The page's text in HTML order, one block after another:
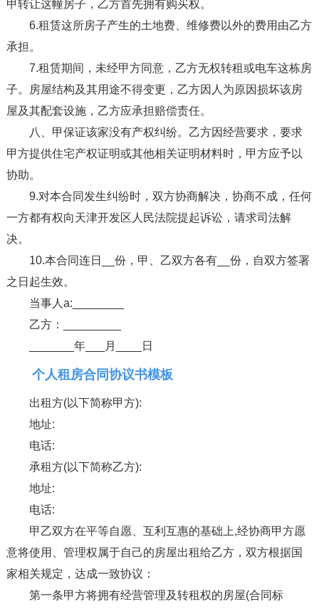
甲转让这幢房子，乙方首先拥有购买权。
6.租赁这所房子产生的土地费、维修费以外的费用由乙方
承担。
7.租赁期间，未经甲方同意，乙方无权转租或电车这栋房
子。房屋结构及其用途不得变更，乙方因人为原因损坏该房
屋及其配套设施，乙方应承担赔偿责任。
八、甲保证该家没有产权纠纷。乙方因经营要求，要求
甲方提供住宅产权证明或其他相关证明材料时，甲方应予以
协助。
9.对本合同发生纠纷时，双方协商解决，协商不成，任何
一方都有权向天津开发区人民法院提起诉讼，请求司法解
决。
10.本合同连日__份，甲、乙双方各有__份，自双方签署
之日起生效。
当事人a:________
乙方：_________
_______年___月____日
个人租房合同协议书模板
出租方(以下简称甲方):
地址:
电话:
承租方(以下简称乙方):
地址:
电话:
甲乙双方在平等自愿、互利互惠的基础上,经协商甲方愿
意将使用、管理权属于自己的房屋出租给乙方，双方根据国
家相关规定，达成一致协议：
第一条甲方将拥有经营管理及转租权的房屋(合同标